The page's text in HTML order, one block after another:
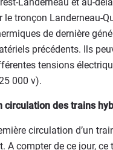
Landerneau et au-
le tronçon Landerneau-
de dernière
précédents. Ils
tensions
000 v).
circulation des trains
circulation d’un
A compter de ce jour, ce